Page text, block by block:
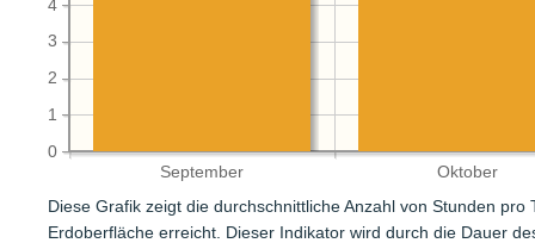
September Oktober
0
1
2
3
4
Diese Grafik zeigt die durchschnittliche Anzahl von Stunden
Erdoberfläche erreicht. Dieser Indikator wird durch die Dauer